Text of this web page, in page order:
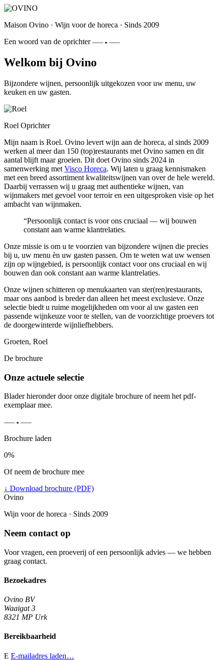
Maison Ovino · Wijn voor de horeca · Sinds 2009
Een woord van de oprichter
Welkom bij Ovino
Bijzondere wijnen, persoonlijk uitgekozen voor uw menu, uw
keuken en uw gasten.
Roel Oprichter
Mijn naam is Roel. Ovino levert wijn aan de horeca, al sinds 2009
werken al meer dan 150 (top)restaurants met Ovino samen en dit
aantal blijft maar groeien. Dit doet Ovino sinds 2024 in
samenwerking met Visco Horeca. Wij laten u graag kennismaken
met een breed assortiment kwaliteitswijnen van over de hele wereld.
Daarbij verrassen wij u graag met authentieke wijnen, van
wijnmakers met gevoel voor terroir en een uitgesproken visie op het
ambacht van wijnmaken.
“Persoonlijk contact is voor ons cruciaal — wij bouwen
constant aan warme klantrelaties.
Onze missie is om u te voorzien van bijzondere wijnen die precies
bij u, uw menu èn uw gasten passen. Om te weten wat uw wensen
zijn op wijngebied, is persoonlijk contact voor ons cruciaal en wij
bouwen dan ook constant aan warme klantrelaties.
Onze wijnen schitteren op menukaarten van ster(ren)restaurants,
maar ons aanbod is breder dan alleen het meest exclusieve. Onze
selectie biedt u ruime mogelijkheden om voor al uw gasten een
passende wijnkeuze voor te stellen, van de voorzichtige proevers tot
de doorgewinterde wijnliefhebbers.
Groeten, Roel
De brochure
Onze actuele selectie
Blader hieronder door onze digitale brochure of neem het pdf-
exemplaar mee.
Brochure laden
0%
Of neem de brochure mee
↓ Download brochure (PDF)
Ovino
Wijn voor de horeca · Sinds 2009
Neem contact op
Voor vragen, een proeverij of een persoonlijk advies — we hebben
graag contact.
Bezoekadres
Ovino BV
Waaigat 3
8321 MP Urk
Bereikbaarheid
E E-mailadres laden…